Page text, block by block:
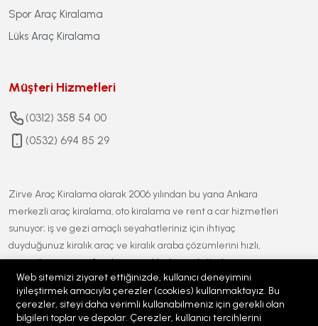
Spor Araç Kiralama
Lüks Araç Kiralama
Müşteri Hizmetleri
(0312) 358 54 00
(0532) 694 85 29
Zirve Araç Kiralama olarak 2006 yılından bu yana Ankara
merkezli araç kiralama, oto kiralama ve rent a car hizmetleri
sunuyor; iş ve gezi amaçlı seyahatleriniz için ihtiyaç
duyduğunuz kiralık araç ve kiralık araba çözümlerini hızlı,
güvenilir ve uygun fiyatlı seçeneklerle siz değerli
müşterilerimize sağlıyoruz. Geniş ve sürekli yenilenen araç
filomuz ile ekonomik, orta ve premium segmentlerde ucuz araç
kiralama alternatifleri sunarken, teknolojik ve sektörel
Web sitemizi ziyaret ettiğinizde, kullanıcı deneyimini
iyileştirmek amacıyla çerezler (cookies) kullanmaktayız. Bu
çerezler, siteyi daha verimli kullanabilmeniz için gerekli olan
bilgileri toplar ve depolar. Çerezler, kullanıcı tercihlerini